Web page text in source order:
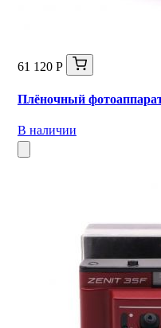
61 120 Р
Плёночный
В наличии